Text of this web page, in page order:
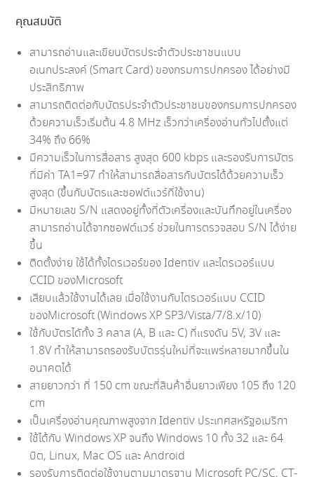
คุณสมบัติ
สามารถอ่านและเขียนบัตรประจำตัวประชาชนแบบ
อเนกประสงค์ (Smart Card) ของกรมการปกครอง ได้อย่างมี
ประสิทธิภาพ
สามารถติดต่อกับบัตรประจำตัวประชาชนของกรมการปกครอง
ด้วยความเร็วเริ่มต้น 4.8 MHz เร็วกว่าเครื่องอ่านทั่วไปตั้งแต่
34% ถึง 66%
มีความเร็วในการสื่อสาร สูงสุด 600 kbps และรองรับการบัตร
ที่มีค่า TA1=97 ทำให้สามารถสื่อสารกับบัตรได้ด้วยความเร็ว
สูงสุด (ขึ้นกับบัตรและซอฟต์แวร์ที่ใช้งาน)
มีหมายเลข S/N แสดงอยู่ทั้งที่ตัวเครื่องและบันทึกอยู่ในเครื่อง
สามารถอ่านได้จากซอฟต์แวร์ ช่วยในการตรวจสอบ S/N ได้ง่าย
ขึ้น
ติดตั้งง่าย ใช้ได้ทั้งไดรเวอร์ของ Identiv และไดรเวอร์แบบ
CCID ของMicrosoft
เสียบแล้วใช้งานได้เลย เมื่อใช้งานกับไดรเวอร์แบบ CCID
ของMicrosoft (Windows XP SP3/Vista/7/8.x/10)
ใช้กับบัตรไดัทั้ง 3 คลาส (A, B และ C) ที่แรงดัน 5V, 3V และ
1.8V ทำให้สามารถรองรับบัตรรุ่นใหม่ที่จะแพร่หลายมากขึ้นใน
อนาคตได้
สายยาวกว่า ที่ 150 cm ขณะที่สินค้าอื่นยาวเพียง 105 ถึง 120
cm
เป็นเครื่องอ่านคุณภาพสูงจาก Identiv ประเทศสหรัฐอเมริกา
ใช้ได้กับ Windows XP จนถึง Windows 10 ทั้ง 32 และ 64
บิต, Linux, Mac OS และ Android
รองรับการติดต่อใช้งานตามมาตรฐาน Microsoft PC/SC, CT-